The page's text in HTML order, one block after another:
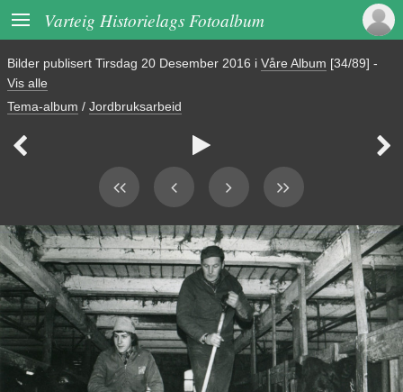
 Varteig Historielags Fotoalbum
Bilder publisert Tirsdag 20 Desember 2016 i Våre Album [34/89] -
Vis alle
Tema-album / Jordbruksarbeid
  